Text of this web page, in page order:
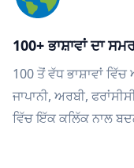
100+ ਭਾਸ਼ਾਵਾਂ ਦਾ
100 ਤੋਂ ਵੱਧ ਭਾਸ਼ਾਵਾਂ
ਜਾਪਾਨੀ, ਅਰਬੀ,
ਵਿੱਚ ਇੱਕ ਕਲਿੱਕ ਨਾਲ